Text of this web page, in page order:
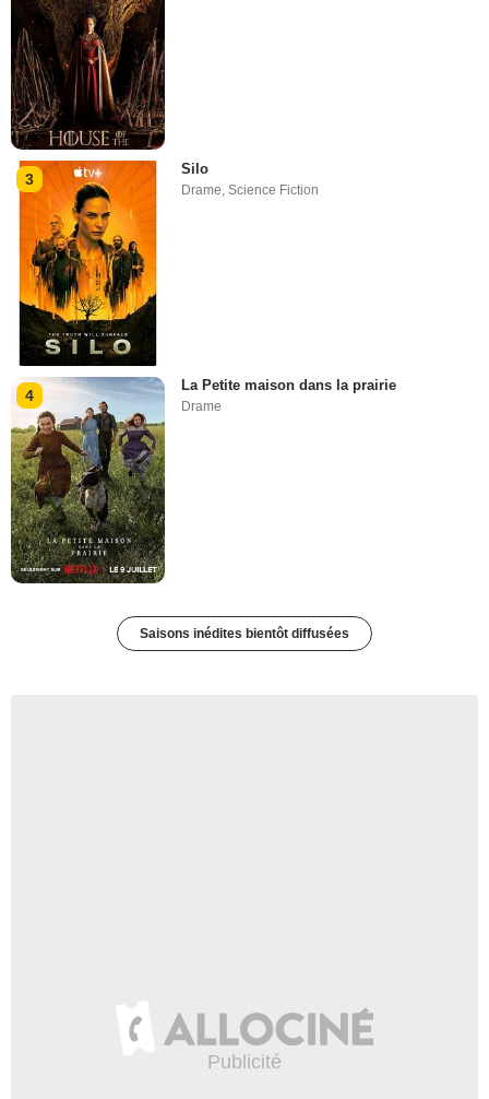
3
Silo
Drame,Science Fiction
4
La Petite maison dans la prairie
Drame
Saisons inédites bientôt diffusées